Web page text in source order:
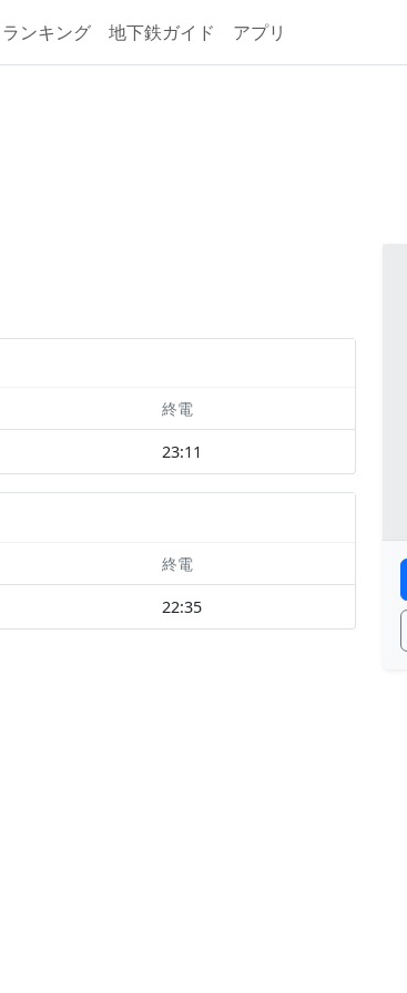
ランキング 地下鉄ガイド アプリ
終電
23:11
終電
22:35